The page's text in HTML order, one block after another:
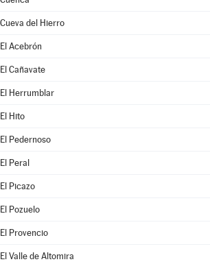
Cueva del Hierro
El Acebrón
El Cañavate
El Herrumblar
El Hito
El Pedernoso
El Peral
El Picazo
El Pozuelo
El Provencio
El Valle de Altomira